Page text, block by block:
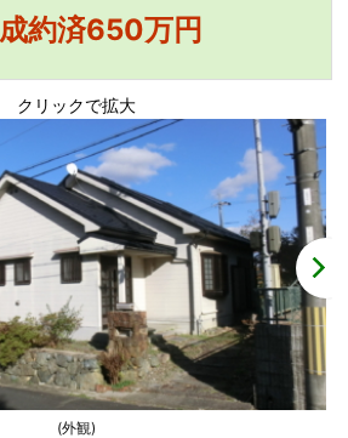
成約済650万円
クリックで拡大
(外観)